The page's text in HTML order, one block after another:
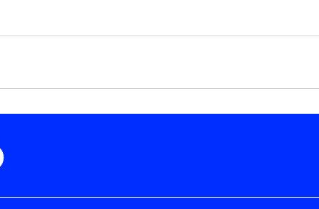
40 Neo
Fusión
Motorola Moto
Ed. Esp. Motorola Moto G20 Motorola Moto G200
Power Motorola Moto G31 Motorola Moto G35